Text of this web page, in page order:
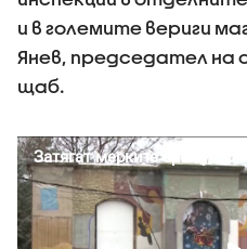
и в големите вериги
Янев, председател на
щаб.